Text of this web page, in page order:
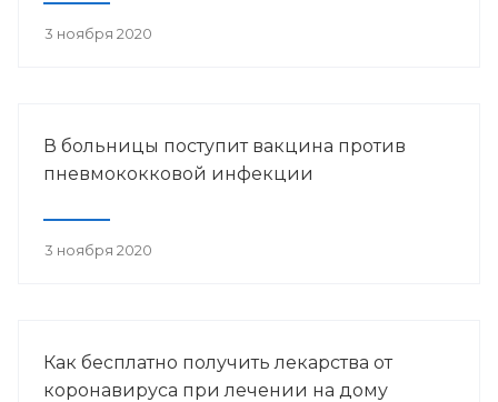
3 ноября 2020
В больницы поступит вакцина против
пневмококковой инфекции
3 ноября 2020
Как бесплатно получить лекарства от
коронавируса при лечении на дому